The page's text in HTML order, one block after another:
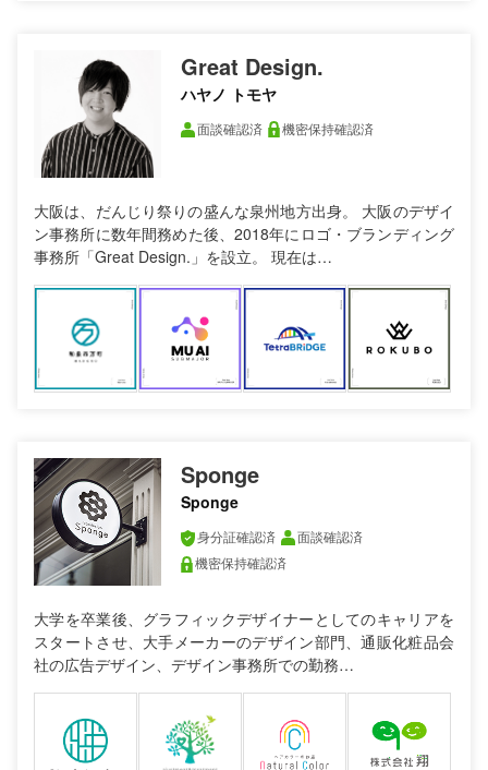
Great Design.
ハヤノ トモヤ
面談確認済 機密保持確認済
大阪は、だんじり祭りの盛んな泉州地方出身。 大阪のデザイ
ン事務所に数年間務めた後、2018年にロゴ・ブランディング
事務所「Great Design.」を設立。 現在は…
Sponge
Sponge
身分証確認済
面談確認済
機密保持確認済
大学を卒業後、グラフィックデザイナーとしてのキャリアを
スタートさせ、大手メーカーのデザイン部門、通販化粧品会
社の広告デザイン、デザイン事務所での勤務…